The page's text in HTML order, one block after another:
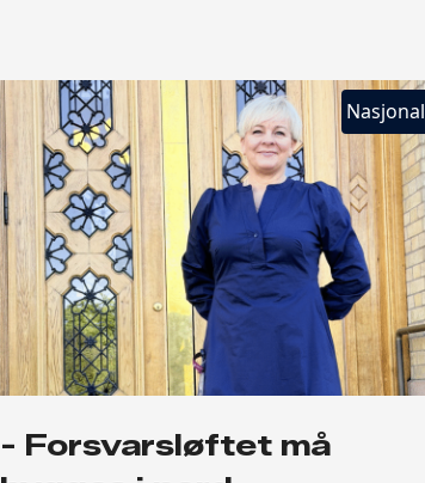
Nasjonal
- Forsvarsløftet må